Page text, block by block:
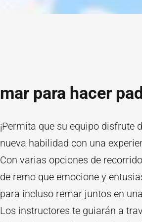
para hacer
¡Permita que su equipo disfrute
nueva habilidad con una
Con varias opciones de
de remo que emocione y
para incluso remar juntos en
Los instructores te guiarán a